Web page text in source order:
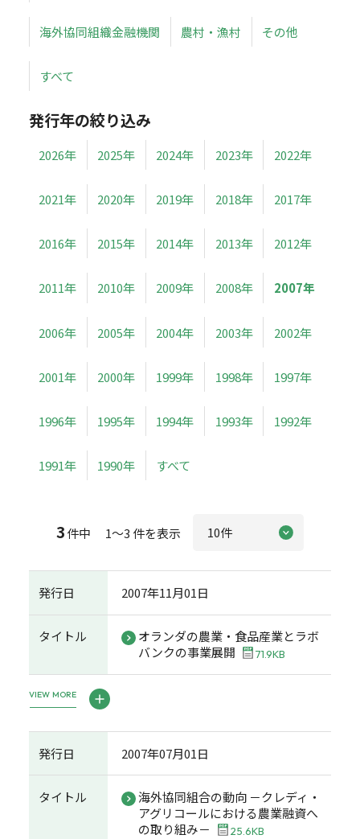
海外協同組織金融機関 農村・漁村 その他
すべて
発行年の絞り込み
2026年 2025年 2024年 2023年 2022年
2021年 2020年 2019年 2018年 2017年
2016年 2015年 2014年 2013年 2012年
2011年 2010年 2009年 2008年 2007年
2006年 2005年 2004年 2003年 2002年
2001年 2000年 1999年 1998年 1997年
1996年 1995年 1994年 1993年 1992年
1991年 1990年 すべて
3件中 1～3 件を表示
発行日 2007年11月01日
タイトル
オランダの農業・食品産業とラボ
バンクの事業展開
71.9KB
VIEW MORE
発行日 2007年07月01日
タイトル
海外協同組合の動向 －クレディ・
アグリコールにおける農業融資へ
の取り組み－
25.6KB